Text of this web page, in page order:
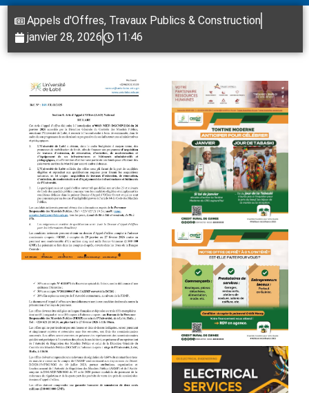
Appels d'Offres, Travaux Publics & Construction
janvier 28, 2026
11:46